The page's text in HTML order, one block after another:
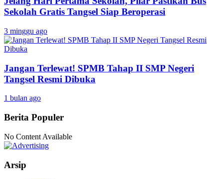
Sekolah Gratis Tangsel Siap Beroperasi
3 minggu ago
Jangan Terlewat! SPMB Tahap II SMP Negeri
Tangsel Resmi Dibuka
1 bulan ago
Berita Populer
No Content Available
Arsip